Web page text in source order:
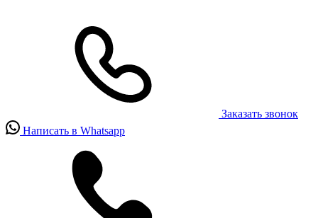
Заказать звонок
Написать в Whatsapp